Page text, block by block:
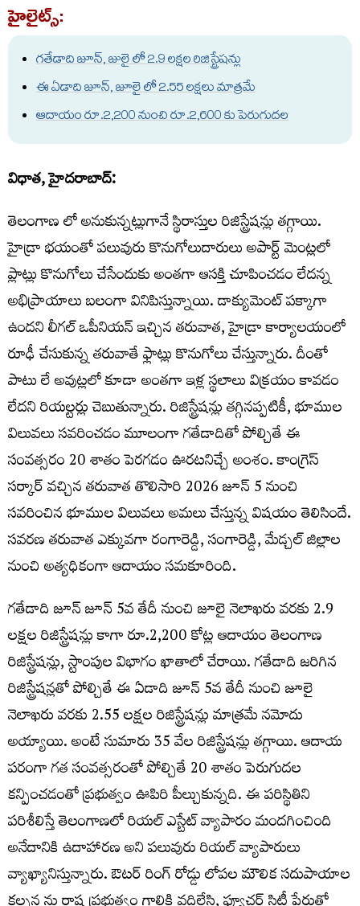
హైలైట్స్:
గతేడాది జూన్, జులై లో 2.9 లక్షల రిజిస్ట్రేషన్లు
ఈ ఏడాది జూన్, జూలై లో 2.55 లక్షలు మాత్రమే
ఆదాయం రూ.2,200 నుంచి రూ.2,600 కు పెరుగుదల
విధాత, హైదరాబాద్:
తెలంగాణ లో అనుకున్నట్లుగానే స్థిరాస్తుల రిజిస్ట్రేషన్లు తగ్గాయి.
హైడ్రా భయంతో పలువురు కొనుగోలుదారులు అపార్ట్ మెంట్లలో
ప్లాట్లు కొనుగోలు చేసేందుకు అంతగా ఆసక్తి చూపించడం లేదన్న
అభిప్రాయాలు బలంగా వినిపిస్తున్నాయి. డాక్యుమెంట్‌ పక్కాగా
ఉందని లీగల్ ఒపీనియన్‌ ఇచ్చిన తరువాత, హైడ్రా కార్యాలయంలో
రూఢీ చేసుకున్న తరువాతే ఫ్లాట్లు కొనుగోలు చేస్తున్నారు. దీంతో
పాటు లే అవుట్లలో కూడా అంతగా ఇళ్ల స్థలాలు విక్రయం కావడం
లేదని రియల్టర్లు చెబుతున్నారు. రిజిస్ట్రేషన్లు తగ్గినప్పటికీ, భూముల
విలువలు సవరించడం మూలంగా గతేడాదితో పోల్చితే ఈ
సంవత్సరం 20 శాతం పెరగడం ఊరటనిచ్చే అంశం. కాంగ్రెస్
సర్కార్ వచ్చిన తరువాత తొలిసారి 2026 జూన్ 5 నుంచి
సవరించిన భూముల విలువలు అమలు చేస్తున్న విషయం తెలిసిందే.
సవరణ తరువాత ఎక్కువగా రంగారెడ్డి, సంగారెడ్డి, మేడ్చల్ జిల్లాల
నుంచి అత్యధికంగా ఆదాయం సమకూరింది.
గతేడాది జూన్ జూన్ 5వ తేదీ నుంచి జూలై నెలాఖరు వరకు 2.9
లక్షల రిజిస్ట్రేషన్లు కాగా రూ.2,200 కోట్ల ఆదాయం తెలంగాణ
రిజిస్ట్రేషన్లు, స్టాంపుల విభాగం ఖాతాలో చేరాయి. గతేడాది జరిగిన
రిజిస్ట్రేషన్లతో పోల్చితే ఈ ఏడాది జూన్ 5వ తేదీ నుంచి జూలై
నెలాఖరు వరకు 2.55 లక్షల రిజిస్ట్రేషన్లు మాత్రమే నమోదు
అయ్యాయి. అంటే సుమారు 35 వేల రిజిస్ట్రేషన్లు తగ్గాయి. ఆదాయ
పరంగా గత సంవత్సరంతో పోల్చితే 20 శాతం పెరుగుదల
కన్పించడంతో ప్రభుత్వం ఊపిరి పీల్చుకున్నది. ఈ పరిస్థితిని
పరిశీలిస్తే తెలంగాణలో రియల్ ఎస్టేట్ వ్యాపారం మందగించింది
అనేదానికి ఉదాహారణ అని పలువురు రియల్ వ్యాపారులు
వ్యాఖ్యానిస్తున్నారు. ఔటర్ రింగ్ రోడ్డు లోపల మౌలిక సదుపాయాల